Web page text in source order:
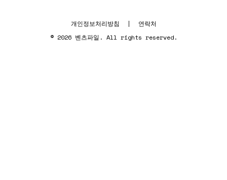
개인정보처리방침 |
연락처
© 2026 벤츠파일. All rights reserved.